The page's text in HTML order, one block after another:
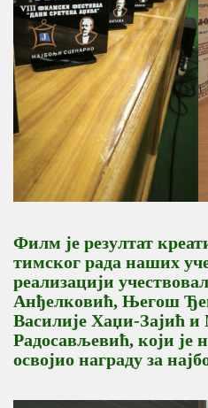
Филм је резултат
тимског рада наших
реализацији
Анђелковић, Његош
Василије Хаџи-Зајић и
Радосављевић, који је
освојио награду за